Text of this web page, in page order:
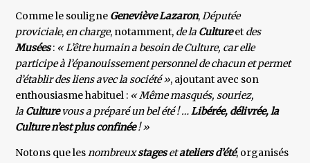
Comme le souligne Geneviève Lazaron,Députée
proviciale, en charge, notamment, de la Cultureet des
Musées: « L’être humain a besoin de Culture, car elle
participe à l’épanouissement personnel de chacun et permet
d’établir des liens avec la société », ajoutant avec son
enthousiasme habituel : « Même masqués, souriez,
la Culturevous a préparé un bel été ! …Libérée, délivrée, la
Culture n’est plus confinée! »
Notons que lesnombreuxstagesetateliers d’été, organisés